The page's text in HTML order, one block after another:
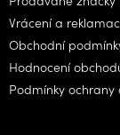
Vrácení a
Obchodní
Hodnocení
Podmínky ochrany